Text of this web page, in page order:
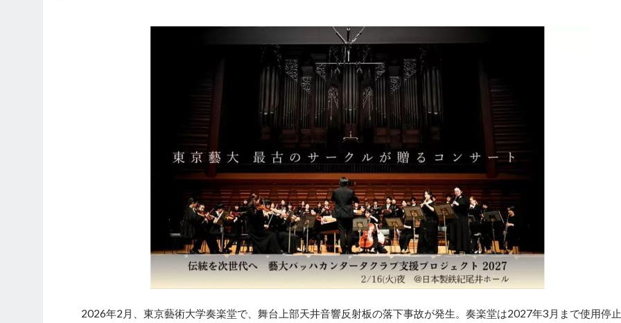
2026年2月、東京藝術大学奏楽堂で、舞台上部天井音響反射板の落下事故が発生。奏楽堂は2027年3月まで使用停止